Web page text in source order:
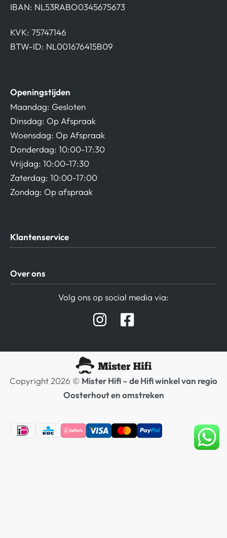
IBAN: NL53RABO0345675673
KVK: 75747146
BTW-ID: NL001676415B09
Openingstijden
Maandag: Gesloten
Dinsdag: Op Afspraak
Woensdag: Op Afspraak
Donderdag: 10:00-17:30
Vrijdag: 10:00-17:30
Zaterdag: 10:00-17:00
Zondag: Op afspraak
Klantenservice
Privacy beleid
Verzending / Retour
Over ons
Hifi winkel Raamsdonksveer
Volg ons op social media via:
Copyright 2026 © Mister Hifi – de Hifi winkel van regio
Oosterhout en omstreken